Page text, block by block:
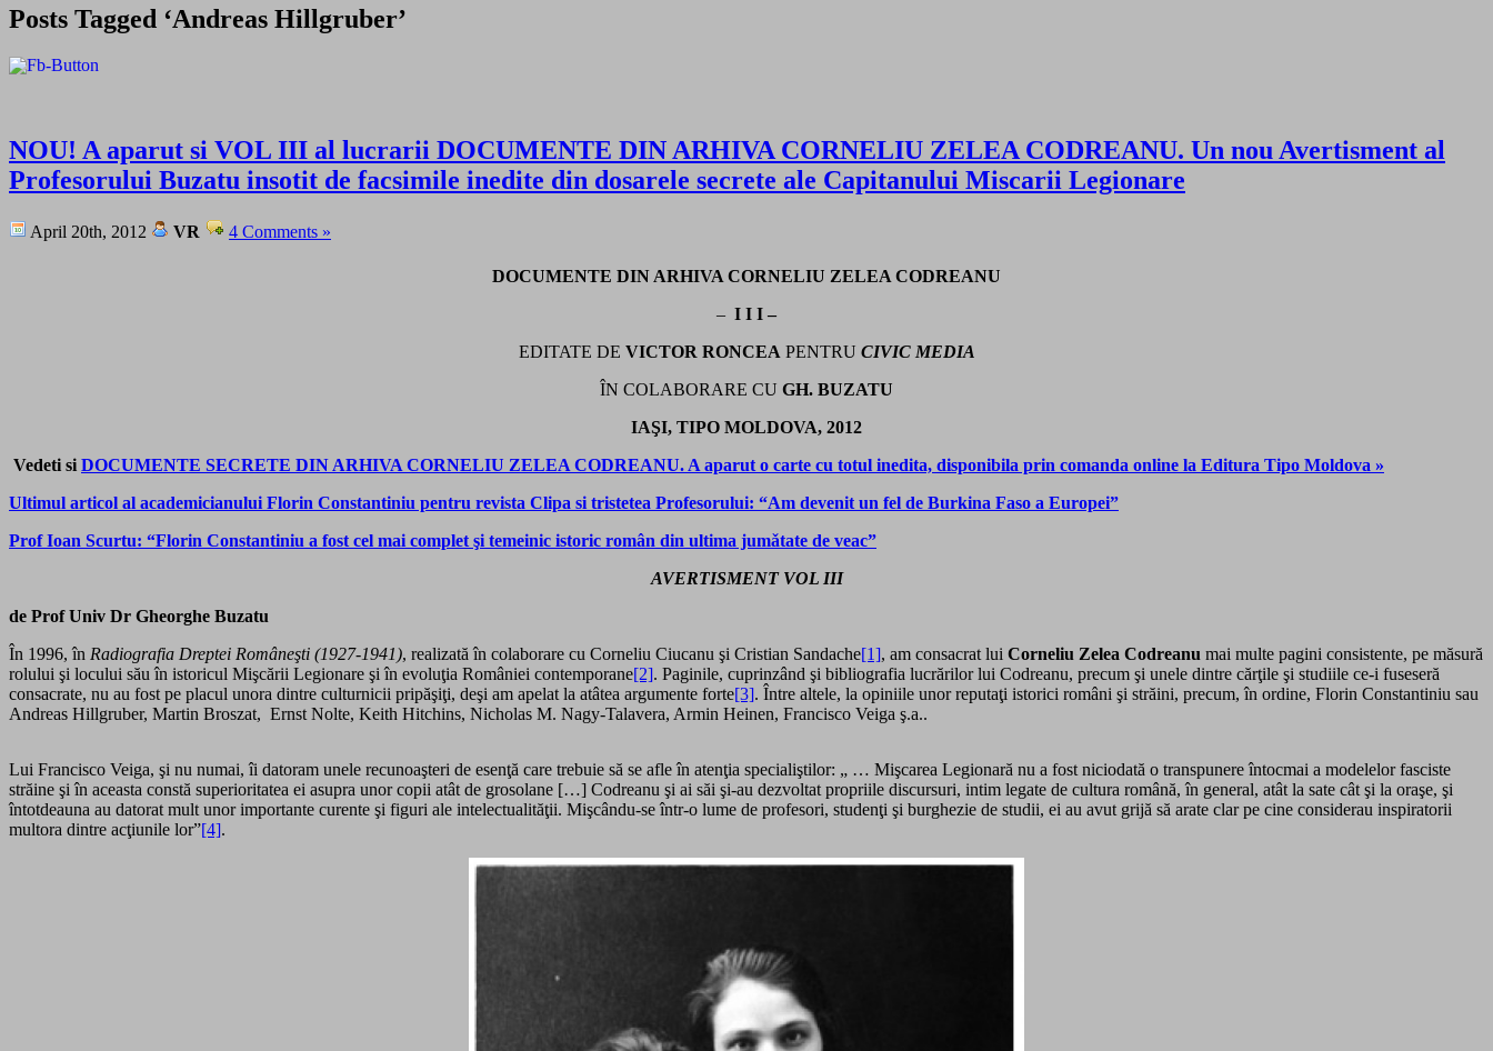
Posts Tagged ‘Andreas Hillgruber’
NOU! A aparut si VOL III al lucrarii DOCUMENTE DIN ARHIVA CORNELIU ZELEA CODREANU. Un nou Avertisment al
Profesorului Buzatu insotit de facsimile inedite din dosarele secrete ale Capitanului Miscarii Legionare
April 20th, 2012 VR 4 Comments »
DOCUMENTE DIN ARHIVA CORNELIU ZELEA CODREANU
– I I I –
EDITATE DE VICTOR RONCEA PENTRU CIVIC MEDIA
ÎN COLABORARE CU GH. BUZATU
IAŞI, TIPO MOLDOVA, 2012
Vedeti si DOCUMENTE SECRETE DIN ARHIVA CORNELIU ZELEA CODREANU. A aparut o carte cu totul inedita, disponibila prin comanda online la Editura Tipo Moldova »
Ultimul articol al academicianului Florin Constantiniu pentru revista Clipa si tristetea Profesorului: “Am devenit un fel de Burkina Faso a Europei”
Prof Ioan Scurtu: “Florin Constantiniu a fost cel mai complet şi temeinic istoric român din ultima jumǎtate de veac”
AVERTISMENT VOL III
de Prof Univ Dr Gheorghe Buzatu
În 1996, în Radiografia Dreptei Româneşti (1927-1941), realizată în colaborare cu Corneliu Ciucanu şi Cristian Sandache[1], am consacrat lui Corneliu Zelea Codreanu mai multe pagini consistente, pe măsură
rolului şi locului său în istoricul Mişcării Legionare şi în evoluţia României contemporane[2]. Paginile, cuprinzând şi bibliografia lucrărilor lui Codreanu, precum şi unele dintre cărţile şi studiile ce-i fuseseră
consacrate, nu au fost pe placul unora dintre culturnicii pripăşiţi, deşi am apelat la atâtea argumente forte[3]. Între altele, la opiniile unor reputaţi istorici români şi străini, precum, în ordine, Florin Constantiniu sau
Andreas Hillgruber, Martin Broszat, Ernst Nolte, Keith Hitchins, Nicholas M. Nagy-Talavera, Armin Heinen, Francisco Veiga ş.a..
Lui Francisco Veiga, şi nu numai, îi datoram unele recunoaşteri de esenţă care trebuie să se afle în atenţia specialiştilor: „ … Mişcarea Legionară nu a fost niciodată o transpunere întocmai a modelelor fasciste
străine şi în aceasta constă superioritatea ei asupra unor copii atât de grosolane […] Codreanu şi ai săi şi-au dezvoltat propriile discursuri, intim legate de cultura română, în general, atât la sate cât şi la oraşe, şi
întotdeauna au datorat mult unor importante curente şi figuri ale intelectualităţii. Mişcându-se într-o lume de profesori, studenţi şi burghezie de studii, ei au avut grijă să arate clar pe cine considerau inspiratorii
multora dintre acţiunile lor”[4].